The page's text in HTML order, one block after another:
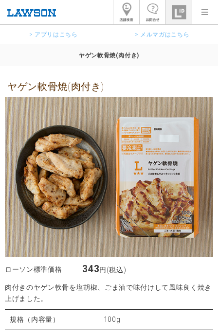
> アプリはこちら > メルマガはこちら
ヤゲン軟骨焼(肉付き)
ヤゲン軟骨焼(肉付き)
ローソン標準価格 343円(税込)
肉付きのヤゲン軟骨を塩胡椒、ごま油で味付けして風味良く焼き
上げました。
規格（内容量） 100g